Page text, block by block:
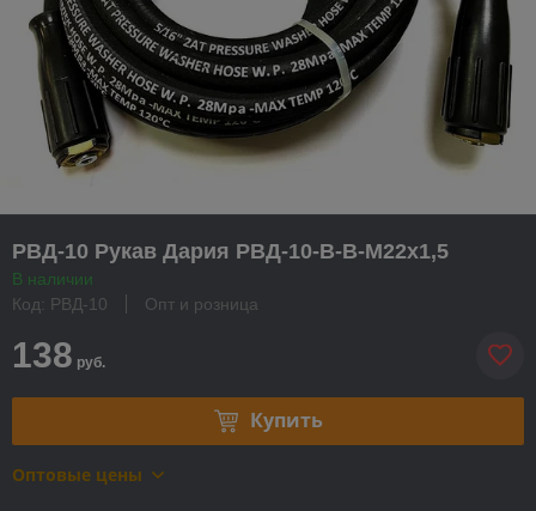
РВД-10 Рукав Дария РВД-10-В-В-М22х1,5
В наличии
Код: РВД-10
Опт и розница
138 руб.
Купить
Оптовые цены